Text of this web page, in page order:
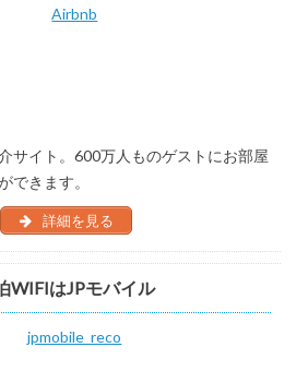
サイト。600万人ものゲストにお部屋
できます。
詳細を見る
WIFIはJPモバイル